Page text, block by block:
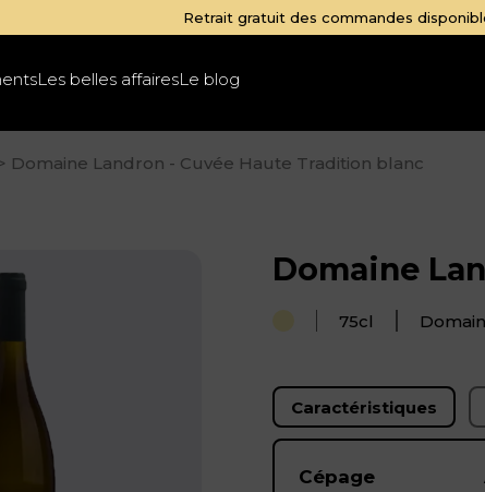
Les belles affairesLe blog
Domaine Landron - Cuvée Haute Tradition blanc
Domaine
75cl
Caractéristiques
Cépage